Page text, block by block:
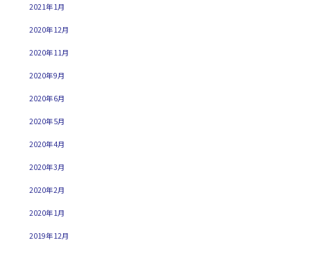
2021年1月
2020年12月
2020年11月
2020年9月
2020年6月
2020年5月
2020年4月
2020年3月
2020年2月
2020年1月
2019年12月